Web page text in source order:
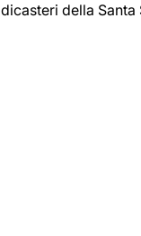
dicasteri della